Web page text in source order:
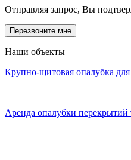
Отправляя запрос, Вы
Наши объекты
Крупно-щитовая опалубка
Аренда опалубки